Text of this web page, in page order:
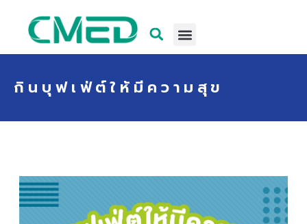
กินบุฟเฟ่ต์ให้มีความสุข